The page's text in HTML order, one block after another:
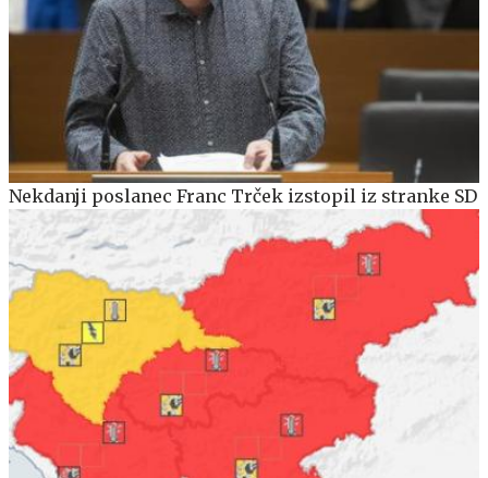
Nekdanji poslanec Franc Trček izstopil iz stranke SD